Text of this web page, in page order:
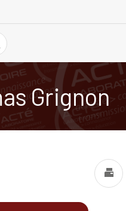
Grignon